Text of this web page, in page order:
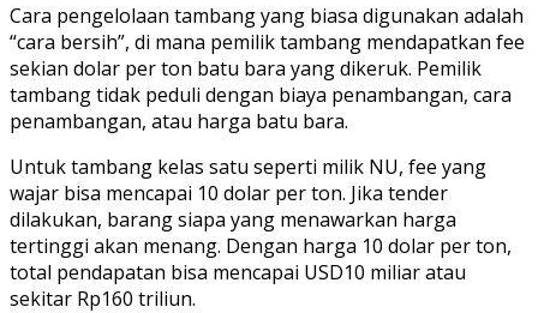
Cara pengelolaan tambang yang biasa digunakan adalah
“cara bersih”, di mana pemilik tambang mendapatkan fee
sekian dolar per ton batu bara yang dikeruk. Pemilik
tambang tidak peduli dengan biaya penambangan, cara
penambangan, atau harga batu bara.
Untuk tambang kelas satu seperti milik NU, fee yang
wajar bisa mencapai 10 dolar per ton. Jika tender
dilakukan, barang siapa yang menawarkan harga
tertinggi akan menang. Dengan harga 10 dolar per ton,
total pendapatan bisa mencapai USD10 miliar atau
sekitar Rp160 triliun.